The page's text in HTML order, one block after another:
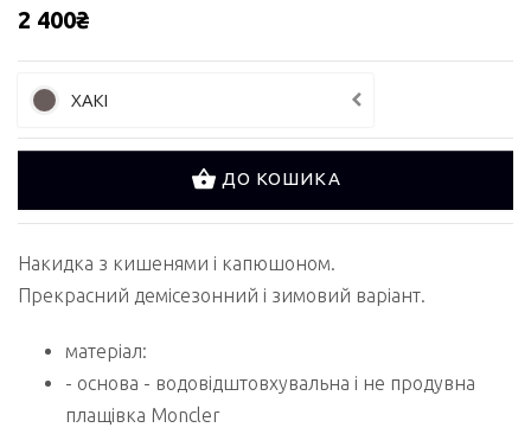
2 400₴
ХАКІ
ДО КОШИКА
Накидка з кишенями і капюшоном.
Прекрасний демісезонний і зимовий варіант.
матеріал:
- основа - водовідштовхувальна і не продувна
плащівка Moncler